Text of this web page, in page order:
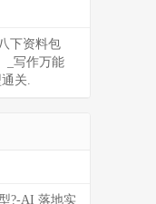
下资料包
_写作万能
关.
?-AI 落地实